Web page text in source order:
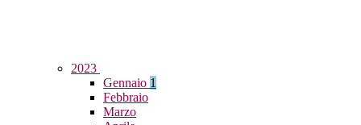
2023
Gennaio 1
Febbraio
Marzo